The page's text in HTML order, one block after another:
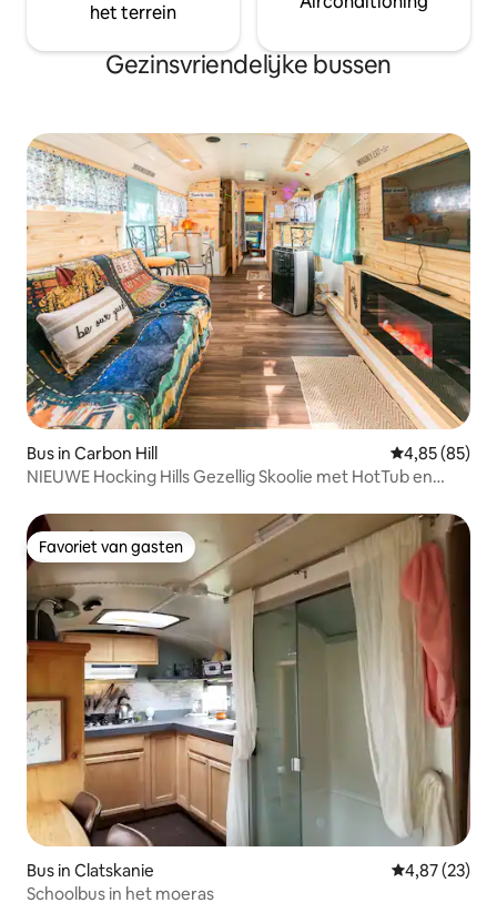
het terrein
Gezinsvriendelijke bussen
Bus in Carbon Hill Gemiddelde
4,85 (85)
NIEUWE Hocking Hills Gezellig Skoolie met HotTub en
Favoriet van gasten
Favoriet van gasten
Bus in Clatskanie Gemiddelde
4,87 (23)
Schoolbus in het moeras